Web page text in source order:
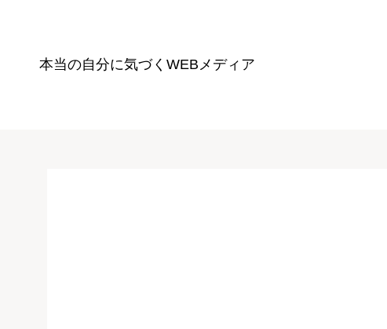
本当の自分に気づく WEBメディア